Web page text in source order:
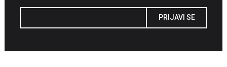
PRIJAVI SE